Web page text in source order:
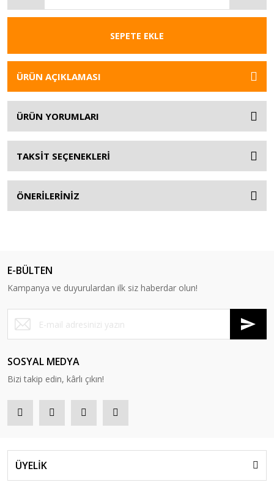
SEPETE EKLE
ÜRÜN AÇIKLAMASI
ÜRÜN YORUMLARI
TAKSİT SEÇENEKLERİ
ÖNERİLERİNİZ
E-BÜLTEN
Kampanya ve duyurulardan ilk siz haberdar olun!
SOSYAL MEDYA
Bizi takip edin, kârlı çıkın!
ÜYELİK